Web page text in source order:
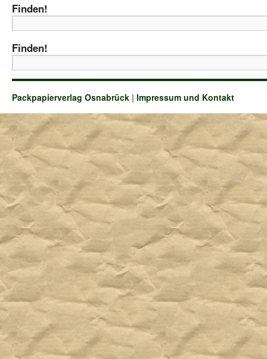
Finden!
Finden!
Packpapierverlag Osnabrück | Impressum und Kontakt